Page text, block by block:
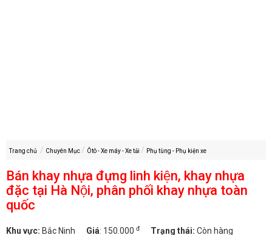
Trang chủ Chuyên Mục Ôtô - Xe máy - Xe tải Phụ tùng - Phụ kiện xe
Bán khay nhựa đựng linh kiện, khay nhựa
đặc tại Hà Nội, phân phối khay nhựa toàn
quốc
Khu vực: Bắc Ninh Giá: 150.000 đ Trạng thái: Còn hàng